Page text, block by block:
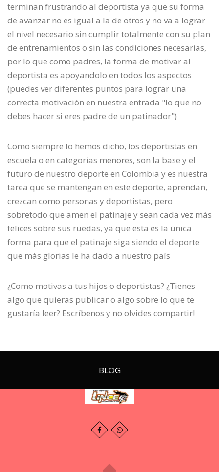
terminan frustrando al deportista ya que su forma
de avanzar no es igual a la de otros y no va a lograr
el nivel necesario sin cumplir totalmente con su plan
de entrenamientos o sin las condiciones necesarias,
por lo que como padres, la forma de motivar al
deportista es apoyandolo en todos los aspectos
(puedes ver diferentes puntos para lograr una
correcta motivación en nuestra entrada "lo que no
debes hacer si eres padre de un patinador")
Como siempre lo hemos dicho, los deportistas en
escuela o en categorías menores, son la base y el
futuro de nuestro deporte en Colombia y es nuestra
tarea que se mantengan en este deporte, aprendan,
crezcan como personas y deportistas, pero
sobretodo que amen el patinaje y sean cada vez más
felices sobre sus ruedas, ya que esta es la única
forma para que el patinaje siga siendo el deporte
que más glorias le ha dado a nuestro país
¿Como motivas a tus hijos o deportistas? ¿Tienes
algo que quieras publicar o algo sobre lo que te
gustaría leer? Escríbenos y no olvides compartir!
BLOG